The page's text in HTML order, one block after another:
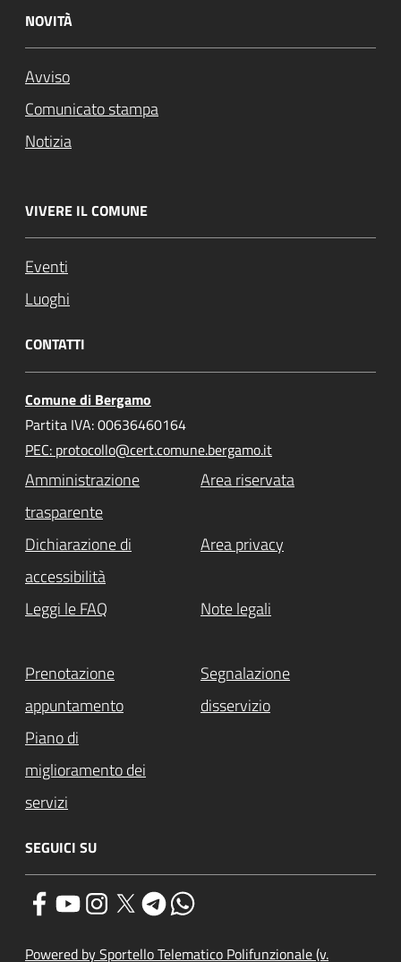
NOVITÀ
Avviso
Comunicato stampa
Notizia
VIVERE IL COMUNE
Eventi
Luoghi
CONTATTI
Comune di Bergamo
Partita IVA: 00636460164
PEC: protocollo@cert.comune.bergamo.it
Amministrazione
trasparente
Area riservata
Dichiarazione di
accessibilità
Area privacy
Leggi le FAQ Note legali
Prenotazione
appuntamento
Segnalazione
disservizio
Piano di
miglioramento dei
servizi
SEGUICI SU
Powered by Sportello Telematico Polifunzionale (v.